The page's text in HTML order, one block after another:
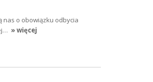
nas o obowiązku odbycia
» więcej